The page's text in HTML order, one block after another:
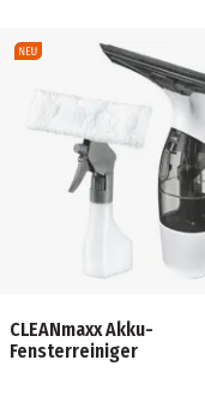
CLEANmaxx Akku-
Fensterreiniger